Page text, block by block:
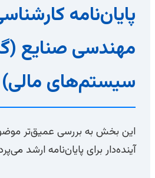
پایان‌نامه
مهندسی صنایع
سیستم‌های مالی)
این بخش به بررسی عمیق‌تر
آینده‌دار برای پایان‌نامه ارشد